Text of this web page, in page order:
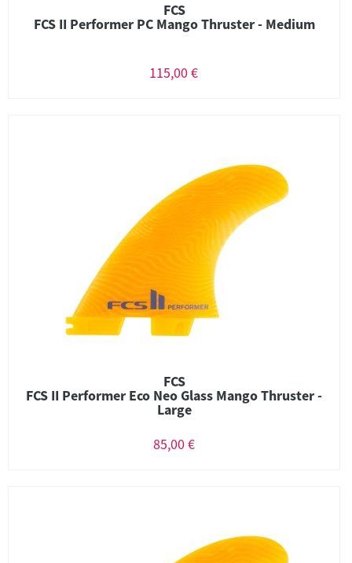
FCS
FCS II Performer PC Mango Thruster - Medium
115,00 €
FCS
FCS II Performer Eco Neo Glass Mango Thruster -
Large
85,00 €